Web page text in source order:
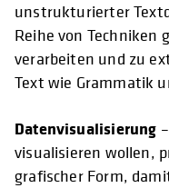
unstrukturierter
Reihe von
verarbeiten und zu
Text wie Grammatik
Datenvisualisierung
visualisieren wollen,
grafischer Form,